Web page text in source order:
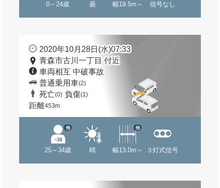
0～24歳 曇 幅19.5m～ 信号なし
2020年10月28日(水)07:33
青森市古川一丁目 付近
車両相互 中破事故
普通乗用車(2)
死亡(0) 負傷(1)
距離453m
25～34歳
他
晴 幅13.0m～
他
３灯式信号